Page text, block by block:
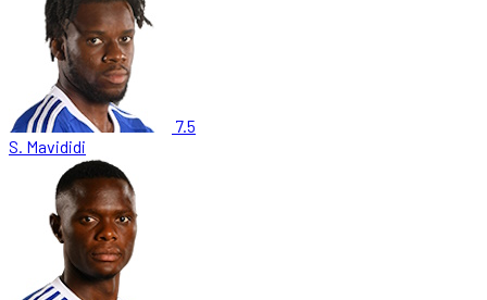
7.5
S. Mavididi